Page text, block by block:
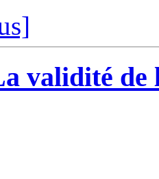
validité de